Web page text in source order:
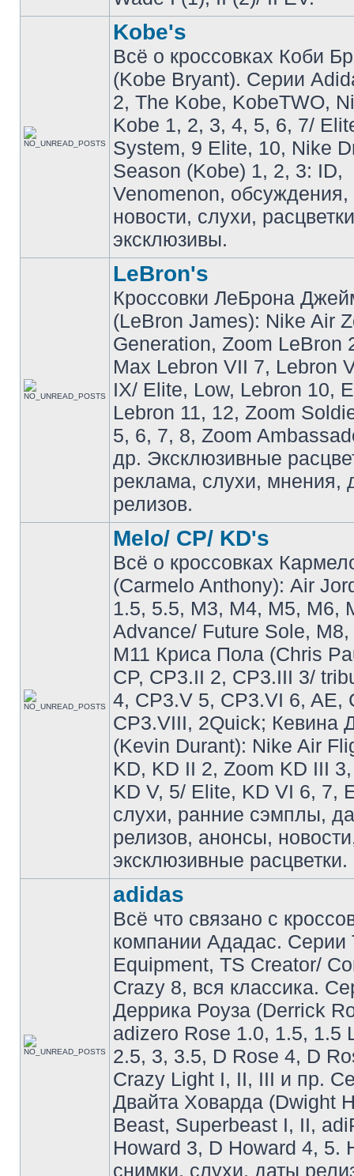
Kobe's
Всё о кроссовках Коби
(Kobe Bryant). Серии
2, The Kobe, KobeTWO,
Kobe 1, 2, 3, 4, 5, 6, 7/
System, 9 Elite, 10, Nike
Season (Kobe) 1, 2, 3: ID,
Venomenon,
новости, слухи,
эксклюзивы.
LeBron's
Кроссовки ЛеБрона
(LeBron James): Nike Air
Generation, Zoom LeBron
Max Lebron VII 7, Lebron
IX/ Elite, Low, Lebron 10,
Lebron 11, 12, Zoom
5, 6, 7, 8, Zoom
др. Эксклюзивные
реклама, слухи, мнения,
релизов.
Melo/ CP/ KD's
Всё о кроссовках
(Carmelo Anthony): Air
1.5, 5.5, M3, M4, M5, M6,
Advance/ Future Sole,
M11 Криса Пола (Chris
CP, CP3.II 2, CP3.III 3/
4, CP3.V 5, CP3.VI 6, AE,
CP3.VIII, 2Quick; Кевина
(Kevin Durant): Nike Air
KD, KD II 2, Zoom KD III
KD V, 5/ Elite, KD VI 6, 7,
слухи, ранние сэмплы,
релизов, анонсы,
эксклюзивные расцветки.
adidas
Всё что связано с
компании Ададас. Серии
Equipment, TS Creator/
Crazy 8, вся классика.
Деррика Роуза (Derrick
adizero Rose 1.0, 1.5, 1.5
2.5, 3, 3.5, D Rose 4, D
Crazy Light I, II, III и пр.
Двайта Ховарда (Dwight
Beast, Superbeast I, II,
Howard 3, D Howard 4, 5.
снимки, слухи, даты